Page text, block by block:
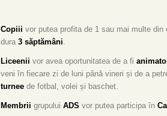
Copiii vor putea profita de 1 sau mai multe din
dura 3 săptămâni.
Liceenii vor avea oportunitatea de a fi
veni în fiecare zi de luni până vineri și de a
turnee de fotbal, volei și baschet.
Membrii grupului ADS vor putea participa în